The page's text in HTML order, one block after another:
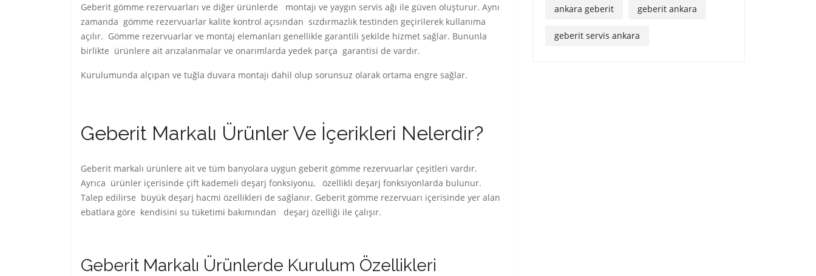
Geberit gömme rezervuarları ve diğer ürünlerde montajı ve yaygın servis ağı ile güven oluşturur. Aynı
zamanda gömme rezervuarlar kalite kontrol açısından sızdırmazlık testinden geçirilerek kullanıma
açılır. Gömme rezervuarlar ve montaj elemanları genellikle garantili şekilde hizmet sağlar. Bununla
birlikte ürünlere ait arızalanmalar ve onarımlarda yedek parça garantisi de vardır.
Kurulumunda alçıpan ve tuğla duvara montajı dahil olup sorunsuz olarak ortama engre sağlar.
Geberit Markalı Ürünler Ve İçerikleri Nelerdir?
Geberit markalı ürünlere ait ve tüm banyolara uygun geberit gömme rezervuarlar çeşitleri vardır.
Ayrıca ürünler içerisinde çift kademeli deşarj fonksiyonu, özellikli deşarj fonksiyonlarda bulunur.
Talep edilirse büyük deşarj hacmi özellikleri de sağlanır. Geberit gömme rezervuarı içerisinde yer alan
ebatlara göre kendisini su tüketimi bakımından deşarj özelliği ile çalışır.
Geberit Markalı Ürünlerde Kurulum Özellikleri
ankara geberit geberit ankara
geberit servis ankara